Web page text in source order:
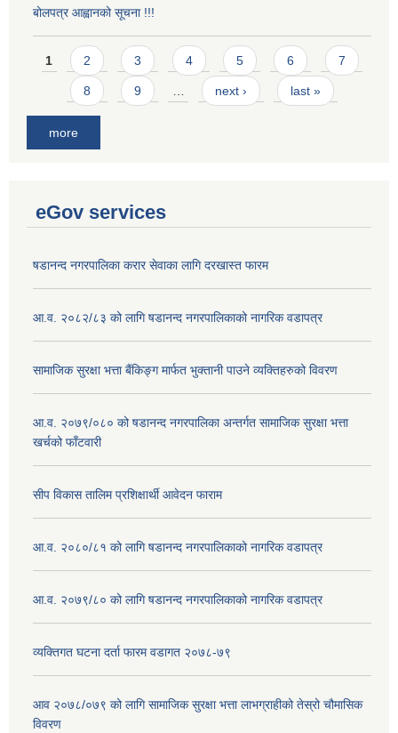
बोलपत्र आह्वानको सूचना !!!
Pages
1 2 3 4 5 6 7
8 9 … next › last »
more
eGov services
षडानन्द नगरपालिका करार सेवाका लागि दरखास्त फारम
आ.व. २०८२/८३ को लागि षडानन्द नगरपालिकाको नागरिक वडापत्र
सामाजिक सुरक्षा भत्ता बैंकिङ्ग मार्फत भुक्तानी पाउने व्यक्तिहरुको विवरण
आ.व. २०७९/०८० को षडानन्द नगरपालिका अन्तर्गत सामाजिक सुरक्षा भत्ता
खर्चको फाँटवारी
सीप विकास तालिम प्रशिक्षार्थी आवेदन फाराम
आ.व. २०८०/८१ को लागि षडानन्द नगरपालिकाको नागरिक वडापत्र
आ.व. २०७९/८० को लागि षडानन्द नगरपालिकाको नागरिक वडापत्र
व्यक्तिगत घटना दर्ता फारम वडागत २०७८-७९
आव २०७८/०७९ को लागि सामाजिक सुरक्षा भत्ता लाभग्राहीको तेस्रो चौमासिक
विवरण